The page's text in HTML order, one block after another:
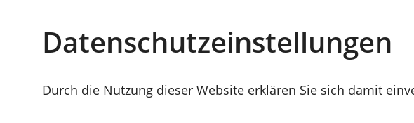
Datenschutz­einstellungen
Durch die Nutzung dieser Website erklären Sie sich damit
Coburg